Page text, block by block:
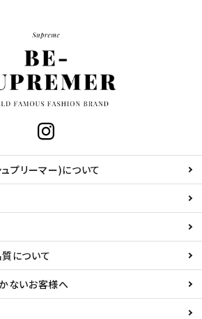
プリーマー)について
について
ないお客様へ